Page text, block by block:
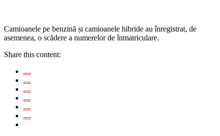
Camioanele pe benzină și camioanele hibride au înregistrat, de
asemenea, o scădere a numerelor de înmatriculare.
Share this content: